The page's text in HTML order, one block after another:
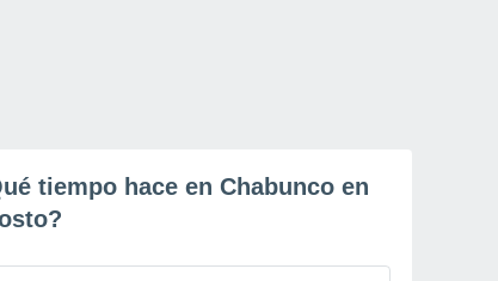
tiempo hace en Chabunco en
?